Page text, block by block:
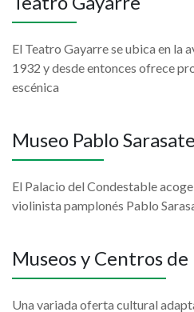
El Teatro Gayarre se ubica en la
1932 y desde entonces ofrece
escénica
Museo Pablo Sarasate
El Palacio del Condestable
violinista pamplonés Pablo
Museos y Centros
Una variada oferta cultural